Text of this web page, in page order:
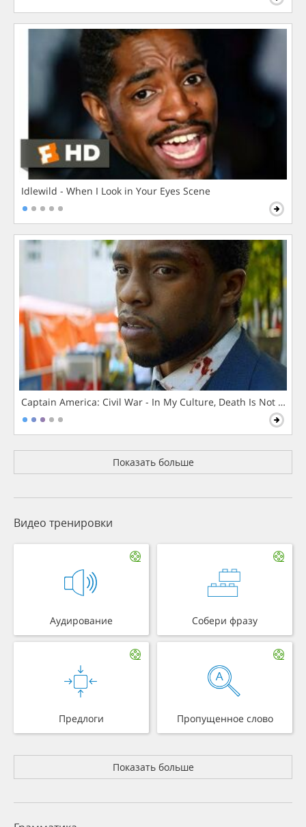
Idlewild - When I Look in Your Eyes Scene
Captain America: Civil War - In My Culture, Death Is Not The
Показать больше
Видео тренировки
Аудирование Собери фразу
Предлоги Пропущенное слово
Показать больше